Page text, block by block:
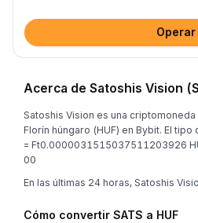
Operar
Acerca de Satoshis Vision
Satoshis Vision es una
Florín húngaro (HUF) en Bybit. El
= Ft0.0000031515037511203926
00
En las últimas 24 horas, Satoshis
Cómo convertir SATS a HUF